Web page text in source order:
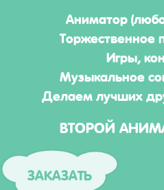
Аниматор
Торжественное
Игры,
Музыкальное
Делаем лучших
ВТОРОЙ
ЗАКАЗАТЬ